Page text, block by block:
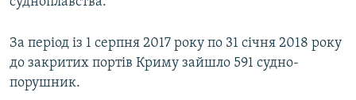
За період із 1 серпня 2017 року по 31 січня 2018 року
до закритих портів Криму зайшло 591 судно-
порушник.